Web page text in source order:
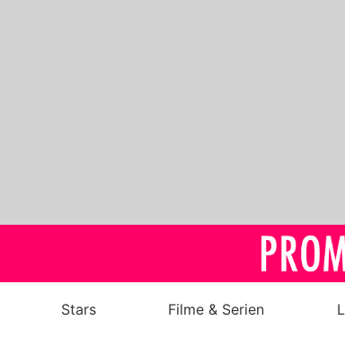
Stars Filme & Serien